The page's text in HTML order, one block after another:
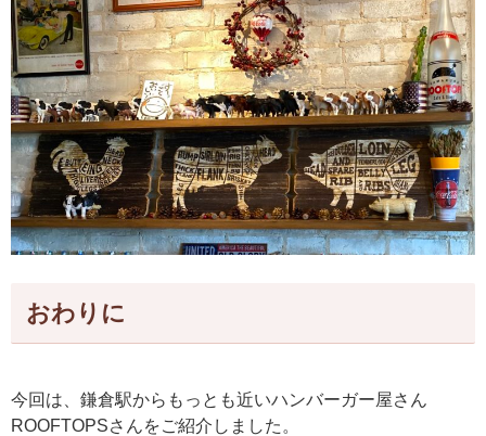
おわりに
今回は、鎌倉駅からもっとも近いハンバーガー屋さん
ROOFTOPSさんをご紹介しました。